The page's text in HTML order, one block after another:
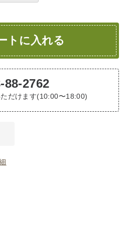
トに入れる
88-2762
だけます(10:00〜18:00)